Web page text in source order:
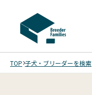
TOP 子犬・ブリーダーを検索